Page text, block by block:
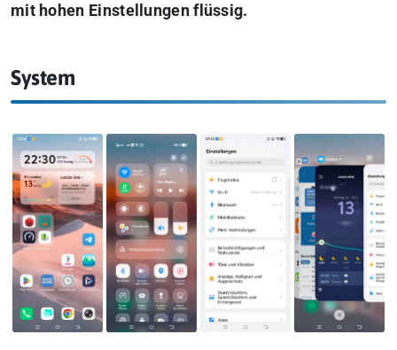
mit hohen Einstellungen flüssig.
System